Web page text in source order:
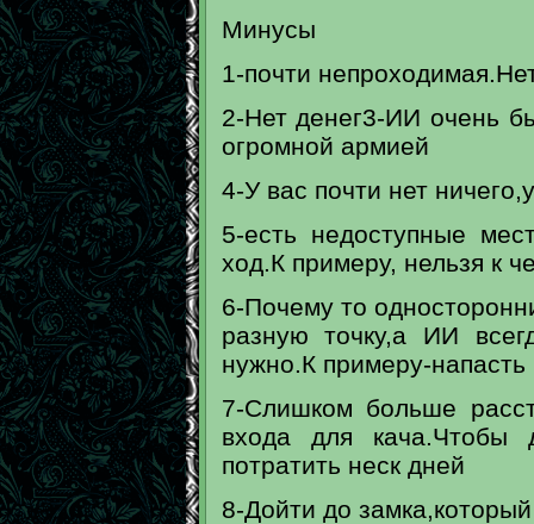
Минусы
1-почти
2-Нет денег3-ИИ очень
огромной армией
4-У вас почти нет
5-есть недоступные
ход.К примеру, нельзя к
6-Почему то
разную точку,а ИИ
нужно.К примеру-напасть
7-Слишком больше
входа для кача.Чтобы
потратить неск дней
8-Дойти до